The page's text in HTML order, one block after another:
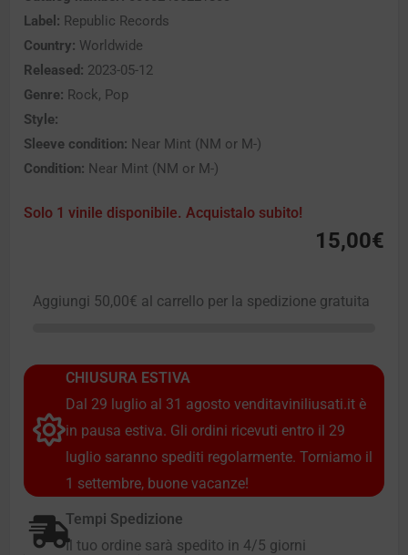
Label: Republic Records
Country: Worldwide
Released: 2023-05-12
Genre: Rock, Pop
Style:
Sleeve condition: Near Mint (NM or M-)
Condition: Near Mint (NM or M-)
Solo 1 vinile disponibile. Acquistalo subito!
15,00€
Aggiungi 50,00€ al carrello per la spedizione gratuita
CHIUSURA ESTIVA
Dal 29 luglio al 31 agosto venditaviniliusati.it è
in pausa estiva. Gli ordini ricevuti entro il 29
luglio saranno spediti regolarmente. Torniamo il
1 settembre, buone vacanze!
Tempi Spedizione
Il tuo ordine sarà spedito in 4/5 giorni